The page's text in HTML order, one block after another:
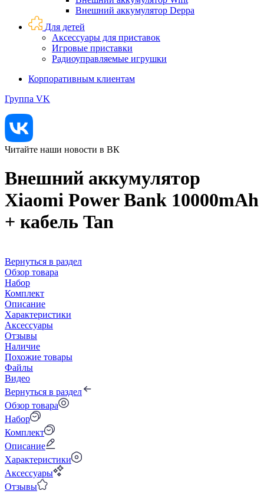
Внешний аккумулятор Deppa
Для детей
Аксессуары для приставок
Игровые приставки
Радиоуправляемые игрушки
Корпоративным клиентам
Группа VK
Читайте наши новости в ВК
Внешний аккумулятор
Xiaomi Power Bank 10000mAh
+ кабель Tan
Вернуться в раздел
Обзор товара
Набор
Комплект
Описание
Характеристики
Аксессуары
Отзывы
Наличие
Похожие товары
Файлы
Видео
Вернуться в раздел
Обзор товара
Набор
Комплект
Описание
Характеристики
Аксессуары
Отзывы